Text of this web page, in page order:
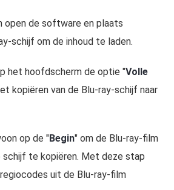
open de software en plaats
schijf om de inhoud te laden.
het hoofdscherm de optie "Volle
kopiëren van de Blu-ray-schijf naar
op de "Begin" om de Blu-ray-film
schijf te kopiëren. Met deze stap
uit de Blu-ray-film